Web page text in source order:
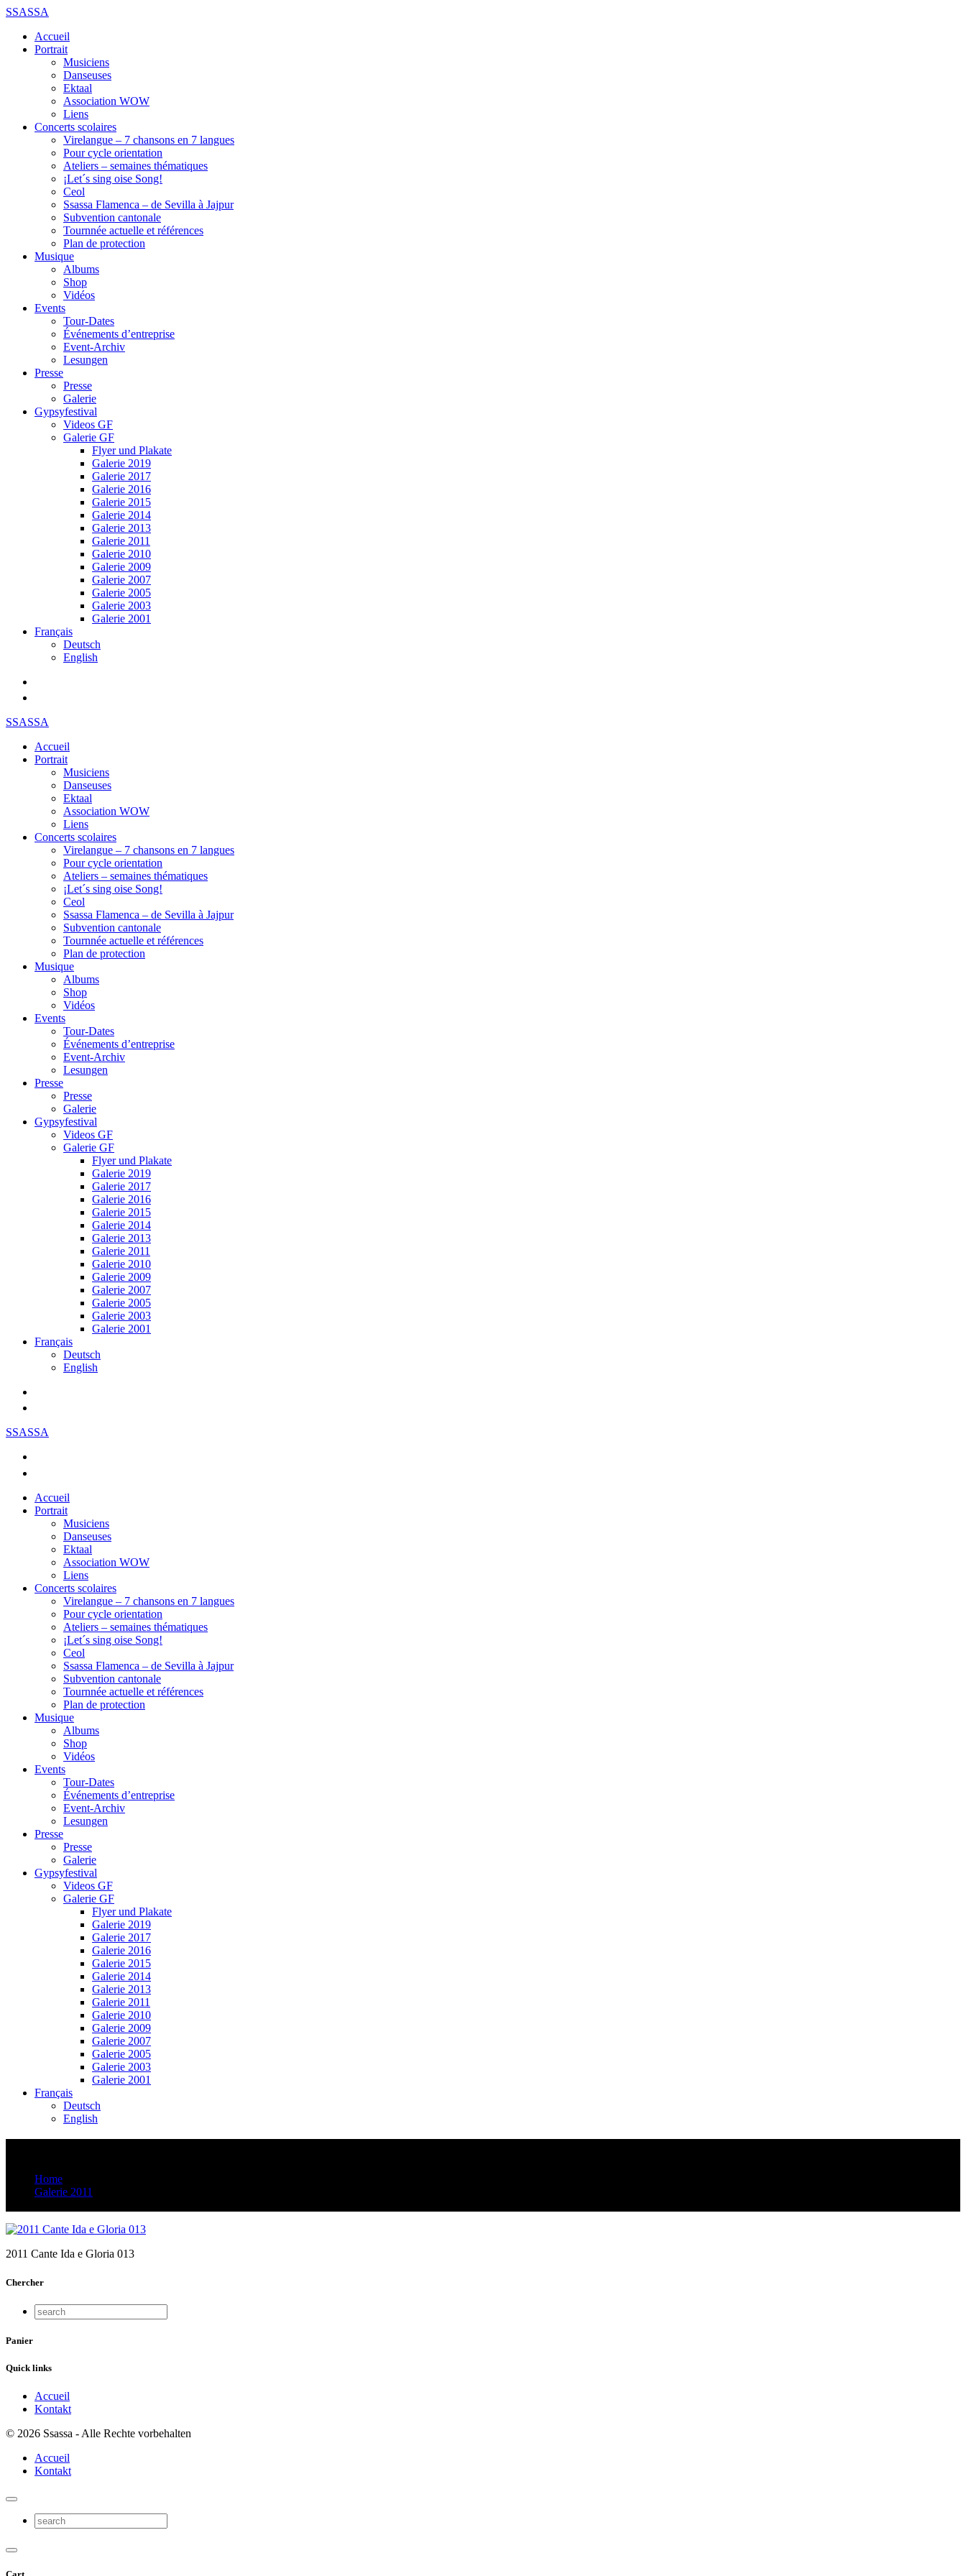
SSASSA
Accueil
Portrait
Musiciens
Danseuses
Ektaal
Association WOW
Liens
Concerts scolaires
Virelangue – 7 chansons en 7 langues
Pour cycle orientation
Ateliers – semaines thématiques
¡Let´s sing oise Song!
Ceol
Ssassa Flamenca – de Sevilla à Jajpur
Subvention cantonale
Tournnée actuelle et références
Plan de protection
Musique
Albums
Shop
Vidéos
Events
Tour-Dates
Événements d’entreprise
Event-Archiv
Lesungen
Presse
Presse
Galerie
Gypsyfestival
Videos GF
Galerie GF
Flyer und Plakate
Galerie 2019
Galerie 2017
Galerie 2016
Galerie 2015
Galerie 2014
Galerie 2013
Galerie 2011
Galerie 2010
Galerie 2009
Galerie 2007
Galerie 2005
Galerie 2003
Galerie 2001
Français
Deutsch
English
SSASSA
Accueil
Portrait
Musiciens
Danseuses
Ektaal
Association WOW
Liens
Concerts scolaires
Virelangue – 7 chansons en 7 langues
Pour cycle orientation
Ateliers – semaines thématiques
¡Let´s sing oise Song!
Ceol
Ssassa Flamenca – de Sevilla à Jajpur
Subvention cantonale
Tournnée actuelle et références
Plan de protection
Musique
Albums
Shop
Vidéos
Events
Tour-Dates
Événements d’entreprise
Event-Archiv
Lesungen
Presse
Presse
Galerie
Gypsyfestival
Videos GF
Galerie GF
Flyer und Plakate
Galerie 2019
Galerie 2017
Galerie 2016
Galerie 2015
Galerie 2014
Galerie 2013
Galerie 2011
Galerie 2010
Galerie 2009
Galerie 2007
Galerie 2005
Galerie 2003
Galerie 2001
Français
Deutsch
English
SSASSA
Accueil
Portrait
Musiciens
Danseuses
Ektaal
Association WOW
Liens
Concerts scolaires
Virelangue – 7 chansons en 7 langues
Pour cycle orientation
Ateliers – semaines thématiques
¡Let´s sing oise Song!
Ceol
Ssassa Flamenca – de Sevilla à Jajpur
Subvention cantonale
Tournnée actuelle et références
Plan de protection
Musique
Albums
Shop
Vidéos
Events
Tour-Dates
Événements d’entreprise
Event-Archiv
Lesungen
Presse
Presse
Galerie
Gypsyfestival
Videos GF
Galerie GF
Flyer und Plakate
Galerie 2019
Galerie 2017
Galerie 2016
Galerie 2015
Galerie 2014
Galerie 2013
Galerie 2011
Galerie 2010
Galerie 2009
Galerie 2007
Galerie 2005
Galerie 2003
Galerie 2001
Français
Deutsch
English
Home
Galerie 2011
2011 Cante Ida e Gloria 013
Chercher
Panier
Quick links
Accueil
Kontakt
© 2026 Ssassa - Alle Rechte vorbehalten
Accueil
Kontakt